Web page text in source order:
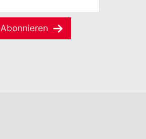
Abonnieren